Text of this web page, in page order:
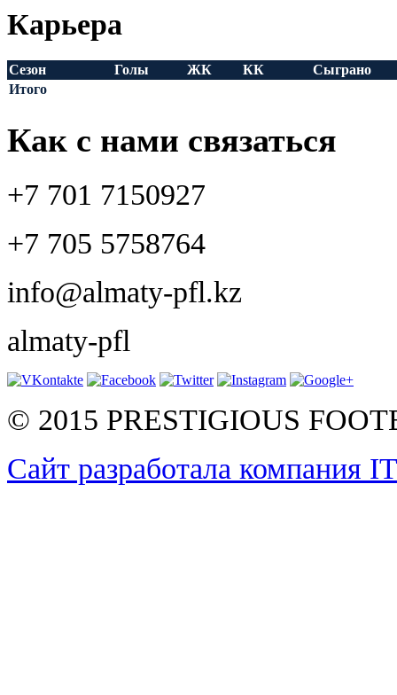
Карьера
Сезон Голы ЖК КК
Сыграно
Итого
Как с нами связаться
+7 701 7150927
+7 705 5758764
info@almaty-pfl.kz
almaty-pfl
© 2015 PRESTIGIOUS
Сайт разработала компания